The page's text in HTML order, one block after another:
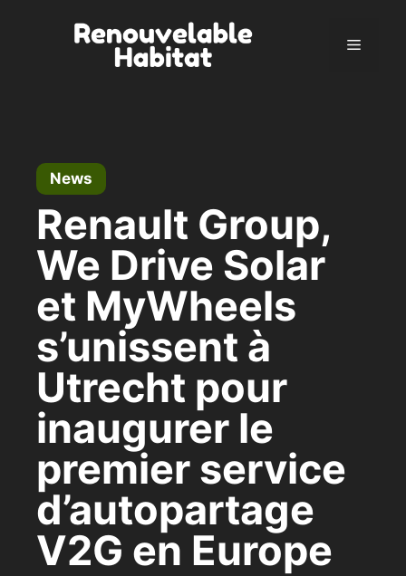
Menu
News
Renault Group,
We Drive Solar
et MyWheels
s’unissent à
Utrecht pour
inaugurer le
premier service
d’autopartage
V2G en Europe